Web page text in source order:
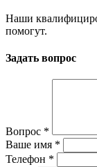
Наши
помогут.
Задать вопрос
Вопрос *
Ваше имя *
Телефон *